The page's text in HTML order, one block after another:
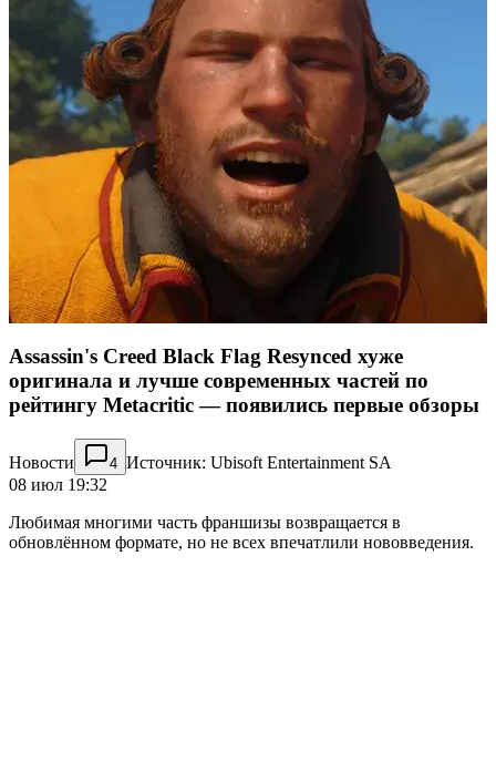
Assassin's Creed Black Flag Resynced хуже
оригинала и лучше современных частей по
рейтингу Metacritic — появились первые обзоры
Новости 4 Источник: Ubisoft Entertainment SA
08 июл 19:32
Любимая многими часть франшизы возвращается в
обновлённом формате, но не всех впечатлили нововведения.